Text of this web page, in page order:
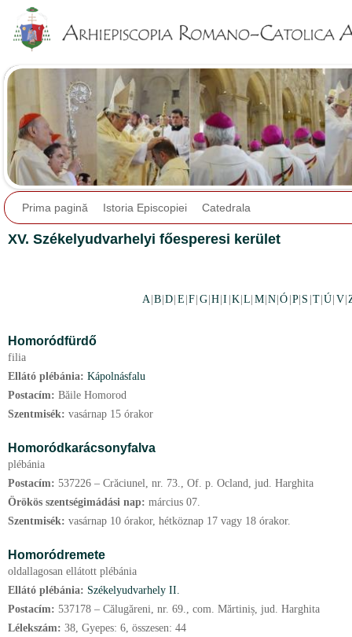
Prima pagină Istoria Episcopiei Catedrala
XV. Székelyudvarhelyi főesperesi kerület
A B |D E |F G H |I K |L M |N |Ó P S T |Ú V
Homoródfürdő
filia
Ellátó plébánia: Kápolnásfalu
Postacím: Băile Homorod
Szentmisék: vasárnap 15 órakor
Homoródkarácsonyfalva
plébánia
Postacím: 537226 – Crăciunel, nr. 73., Of. p. Ocland, jud. Harghita
Örökös szentségimádási nap: március 07.
Szentmisék: vasárnap 10 órakor, hétköznap 17 vagy 18 órakor.
Homoródremete
oldallagosan ellátott plébánia
Ellátó plébánia: Székelyudvarhely II.
Postacím: 537178 – Călugăreni, nr. 69., com. Mărtiniș, jud. Harghita
Lélekszám: 38, Gyepes: 6, összesen: 44